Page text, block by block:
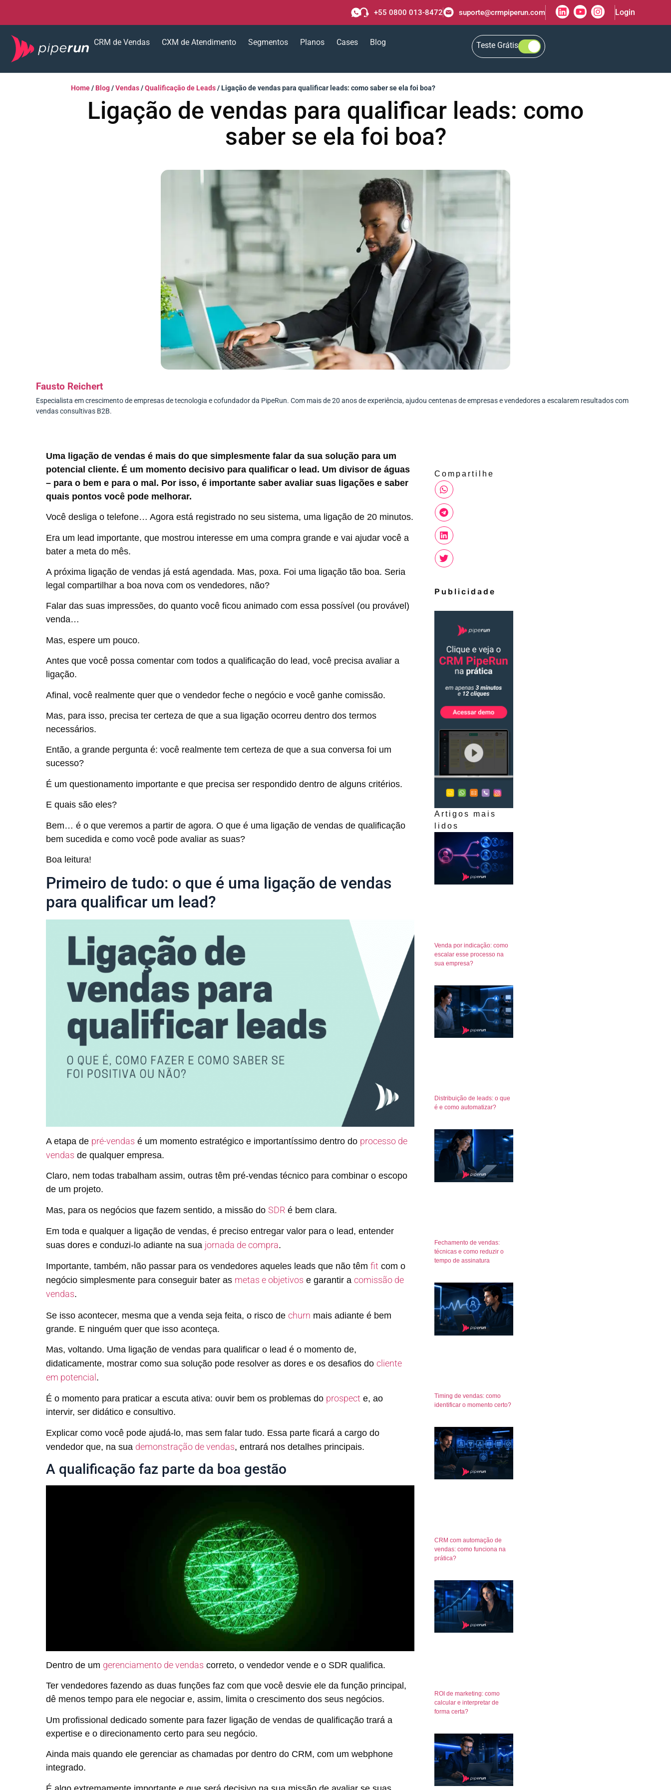
+55 0800 013-8472 suporte@crmpiperun.com Login
CRM de Vendas CXM de Atendimento Segmentos Planos Cases Blog Teste Grátis
Home/ Blog/Vendas/Qualificação de Leads/Ligação de vendas para qualificar leads: como saber se ela foi boa?
Ligação de vendas para qualificar leads: como
saber se ela foi boa?
Fausto Reichert
Especialista em crescimento de empresas de tecnologia e cofundador da PipeRun. Com mais de 20 anos de experiência, ajudou centenas de empresas e vendedores a escalarem resultados com
vendas consultivas B2B.
Uma ligação de vendas é mais do que simplesmente falar da sua solução para um
potencial cliente. É um momento decisivo para qualificar o lead. Um divisor de águas
– para o bem e para o mal. Por isso, é importante saber avaliar suas ligações e saber
quais pontos você pode melhorar.
Você desliga o telefone… Agora está registrado no seu sistema, uma ligação de 20 minutos.
Era um lead importante, que mostrou interesse em uma compra grande e vai ajudar você a
bater a meta do mês.
A próxima ligação de vendas já está agendada. Mas, poxa. Foi uma ligação tão boa. Seria
legal compartilhar a boa nova com os vendedores, não?
Falar das suas impressões, do quanto você ficou animado com essa possível (ou provável)
venda…
Mas, espere um pouco.
Antes que você possa comentar com todos a qualificação do lead, você precisa avaliar a
ligação.
Afinal, você realmente quer que o vendedor feche o negócio e você ganhe comissão.
Mas, para isso, precisa ter certeza de que a sua ligação ocorreu dentro dos termos
necessários.
Então, a grande pergunta é: você realmente tem certeza de que a sua conversa foi um
sucesso?
É um questionamento importante e que precisa ser respondido dentro de alguns critérios.
E quais são eles?
Bem… é o que veremos a partir de agora. O que é uma ligação de vendas de qualificação
bem sucedida e como você pode avaliar as suas?
Boa leitura!
Primeiro de tudo: o que é uma ligação de vendas
para qualificar um lead?
A etapa de pré-vendas é um momento estratégico e importantíssimo dentro do processo de
vendas de qualquer empresa.
Claro, nem todas trabalham assim, outras têm pré-vendas técnico para combinar o escopo
de um projeto.
Mas, para os negócios que fazem sentido, a missão do SDR é bem clara.
Em toda e qualquer a ligação de vendas, é preciso entregar valor para o lead, entender
suas dores e conduzi-lo adiante na sua jornada de compra.
Importante, também, não passar para os vendedores aqueles leads que não têm fit com o
negócio simplesmente para conseguir bater as metas e objetivos e garantir a comissão de
vendas.
Se isso acontecer, mesma que a venda seja feita, o risco de churn mais adiante é bem
grande. E ninguém quer que isso aconteça.
Mas, voltando. Uma ligação de vendas para qualificar o lead é o momento de,
didaticamente, mostrar como sua solução pode resolver as dores e os desafios do cliente
em potencial .
É o momento para praticar a escuta ativa: ouvir bem os problemas do prospect e, ao
intervir, ser didático e consultivo.
Explicar como você pode ajudá-lo, mas sem falar tudo. Essa parte ficará a cargo do
vendedor que, na sua demonstração de vendas, entrará nos detalhes principais.
A qualificação faz parte da boa gestão
Dentro de um gerenciamento de vendas correto, o vendedor vende e o SDR qualifica.
Ter vendedores fazendo as duas funções faz com que você desvie ele da função principal,
dê menos tempo para ele negociar e, assim, limita o crescimento dos seus negócios.
Um profissional dedicado somente para fazer ligação de vendas de qualificação trará a
expertise e o direcionamento certo para seu negócio.
Ainda mais quando ele gerenciar as chamadas por dentro do CRM, com um webphone
integrado.
Compartilhe
Publicidade
Artigos mais
lidos
Venda por indicação: como
escalar esse processo na
sua empresa?
Distribuição de leads: o que
é e como automatizar?
Fechamento de vendas:
técnicas e como reduzir o
tempo de assinatura
Timing de vendas: como
identificar o momento certo?
CRM com automação de
vendas: como funciona na
prática?
ROI de marketing: como
calcular e interpretar de
forma certa?